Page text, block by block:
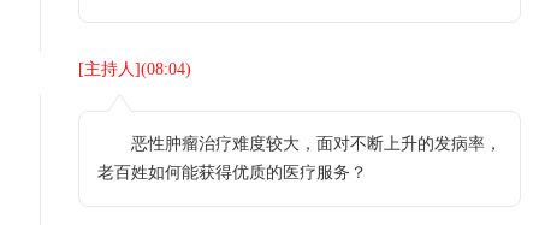
[主持人](08:04)
恶性肿瘤治疗难度较大，面对不断上升的发病率，
老百姓如何能获得优质的医疗服务？